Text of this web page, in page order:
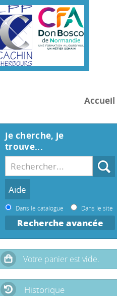
Accueil
Je cherche, je
trouve...
Dans le catalogue Dans le site
Recherche avancée
Historique